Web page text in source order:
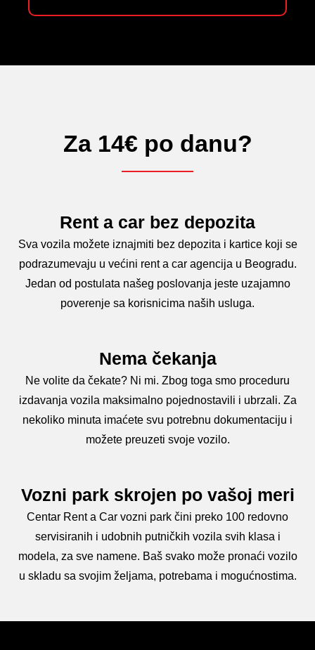
Za 14€ po danu?
Rent a car bez depozita
Sva vozila možete iznajmiti bez depozita i kartice koji se
podrazumevaju u većini rent a car agencija u Beogradu.
Jedan od postulata našeg poslovanja jeste uzajamno
poverenje sa korisnicima naših usluga.
Nema čekanja
Ne volite da čekate? Ni mi. Zbog toga smo proceduru
izdavanja vozila maksimalno pojednostavili i ubrzali. Za
nekoliko minuta imaćete svu potrebnu dokumentaciju i
možete preuzeti svoje vozilo.
Vozni park skrojen po vašoj meri
Centar Rent a Car vozni park čini preko 100 redovno
servisiranih i udobnih putničkih vozila svih klasa i
modela, za sve namene. Baš svako može pronaći vozilo
u skladu sa svojim željama, potrebama i mogućnostima.